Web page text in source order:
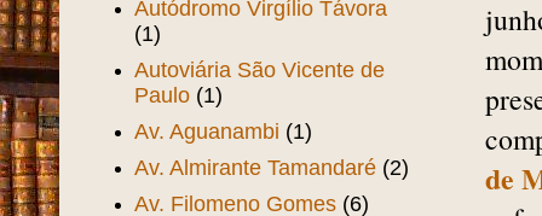
de
Autódromo Virgílio Távora
(1)
Autoviária São Vicente de
Paulo (1)
Av. Aguanambi (1)
Av. Almirante Tamandaré (2)
Av. Filomeno Gomes (6)